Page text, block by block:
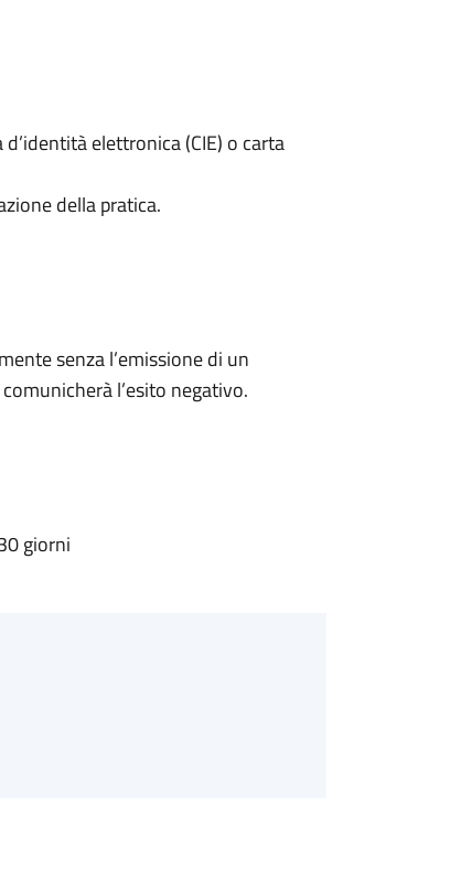
elettronica (CIE) o carta
della pratica.
senza l’emissione di un
l’esito negativo.
giorni